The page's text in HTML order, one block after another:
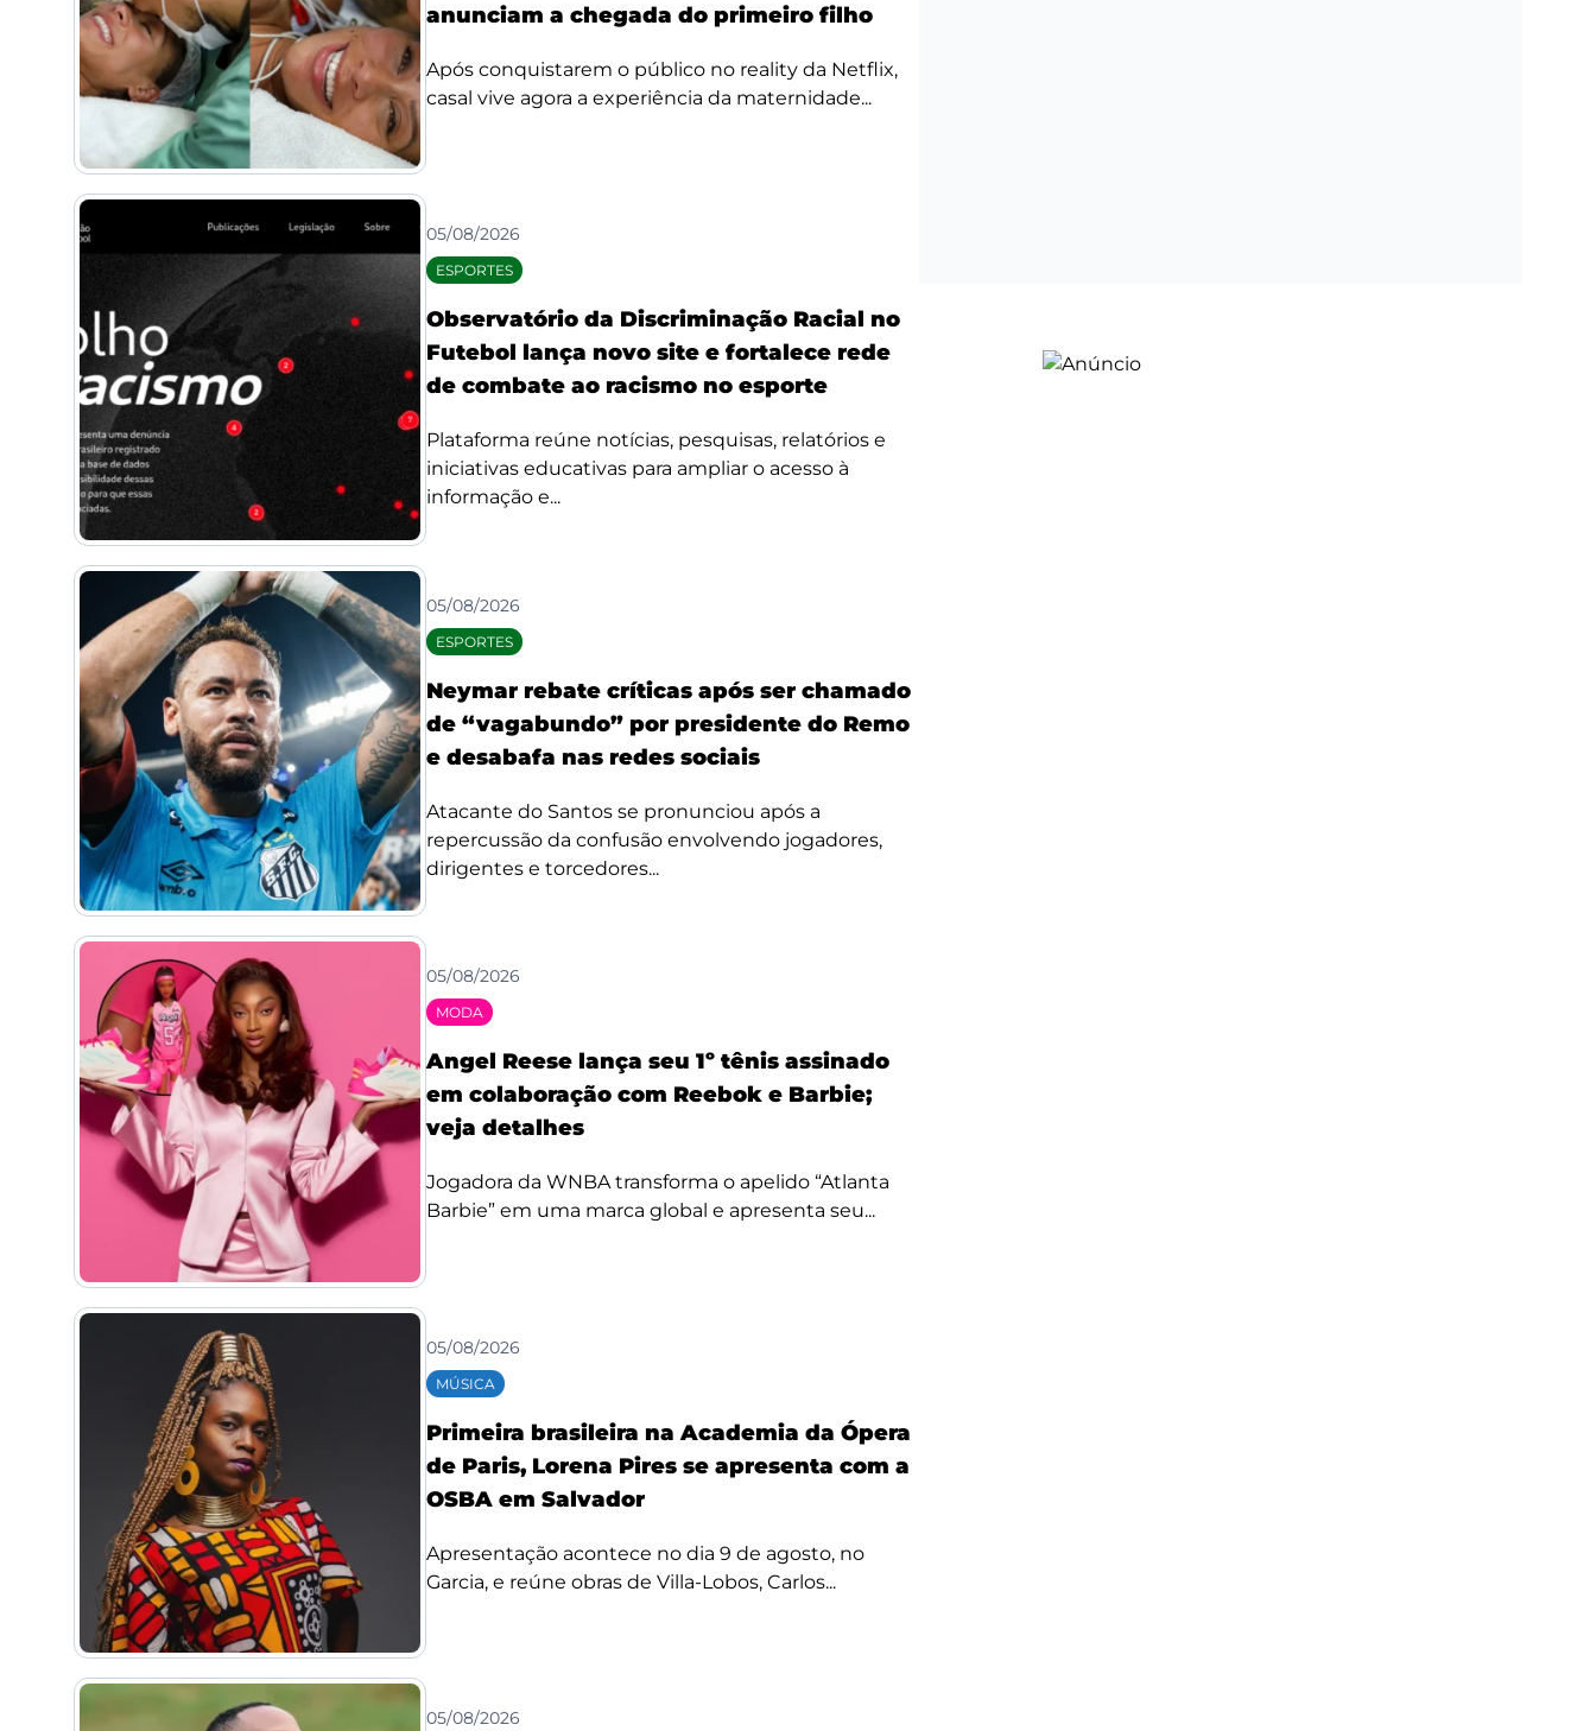
anunciam a chegada do primeiro filho
Após conquistarem o público no reality da Netflix,
casal vive agora a experiência da maternidade...
05/08/2026
ESPORTES
Observatório da Discriminação Racial no
Futebol lança novo site e fortalece rede
de combate ao racismo no esporte
Plataforma reúne notícias, pesquisas, relatórios e
iniciativas educativas para ampliar o acesso à
informação e...
05/08/2026
ESPORTES
Neymar rebate críticas após ser chamado
de “vagabundo” por presidente do Remo
e desabafa nas redes sociais
Atacante do Santos se pronunciou após a
repercussão da confusão envolvendo jogadores,
dirigentes e torcedores...
05/08/2026
MODA
Angel Reese lança seu 1º tênis assinado
em colaboração com Reebok e Barbie;
veja detalhes
Jogadora da WNBA transforma o apelido “Atlanta
Barbie” em uma marca global e apresenta seu...
05/08/2026
MÚSICA
Primeira brasileira na Academia da Ópera
de Paris, Lorena Pires se apresenta com a
OSBA em Salvador
Apresentação acontece no dia 9 de agosto, no
Garcia, e reúne obras de Villa-Lobos, Carlos...
05/08/2026